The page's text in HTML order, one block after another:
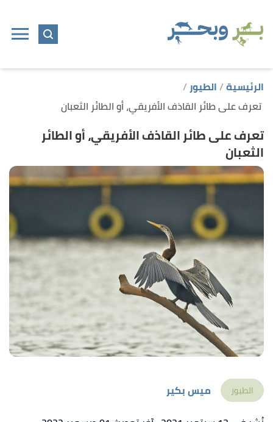
الرئيسية الطيور
تعرف على طائر القاذف الأفريقي، أو الطائر الثعبان
تعرف على طائر القاذف الأفريقي، أو الطائر
الثعبان
الطيور
ميس بكير